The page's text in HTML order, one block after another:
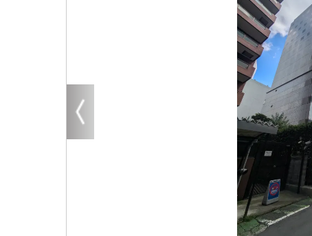
その他
地図から探す